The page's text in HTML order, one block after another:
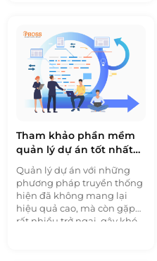
hàng đến việc giảm thiểu
lãng phí và nguồn lực, Lean
manufacturing đóng góp
quan trọng vào sự phát
triển bền vững của doanh
nghiệp trong thời đại cạnh
tranh gay gắt ngày nay.
Tham khảo phần mềm
quản lý dự án tốt nhất
2023
Quản lý dự án với những
phương pháp truyền thống
hiện đã không mang lại
hiệu quả cao, mà còn gặp
rất nhiều trở ngại, gây khó